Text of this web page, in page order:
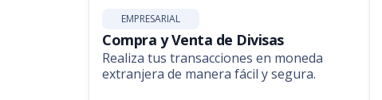
EMPRESARIAL
Compra y Venta de Divisas
Realiza tus transacciones en moneda
extranjera de manera fácil y segura.